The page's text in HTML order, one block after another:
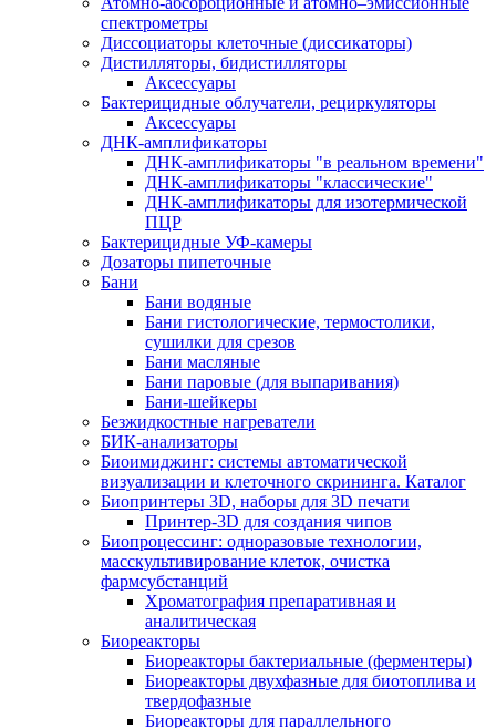
спектрометры
Диссоциаторы клеточные (диссикаторы)
Дистилляторы, бидистилляторы
Аксессуары
Бактерицидные облучатели, рециркуляторы
Аксессуары
ДНК-амплификаторы
ДНК-амплификаторы "в реальном времени"
ДНК-амплификаторы "классические"
ДНК-амплификаторы для изотермической
ПЦР
Бактерицидные УФ-камеры
Дозаторы пипеточные
Бани
Бани водяные
Бани гистологические, термостолики,
сушилки для срезов
Бани масляные
Бани паровые (для выпаривания)
Бани-шейкеры
Безжидкостные нагреватели
БИК-анализаторы
Биоимиджинг: системы автоматической
визуализации и клеточного скрининга. Каталог
Биопринтеры 3D, наборы для 3D печати
Принтер-3D для создания чипов
Биопроцессинг: одноразовые технологии,
масскультивирование клеток, очистка
фармсубстанций
Хроматография препаративная и
аналитическая
Биореакторы
Биореакторы бактериальные (ферментеры)
Биореакторы двухфазные для биотоплива и
твердофазные
Биореакторы для параллельного